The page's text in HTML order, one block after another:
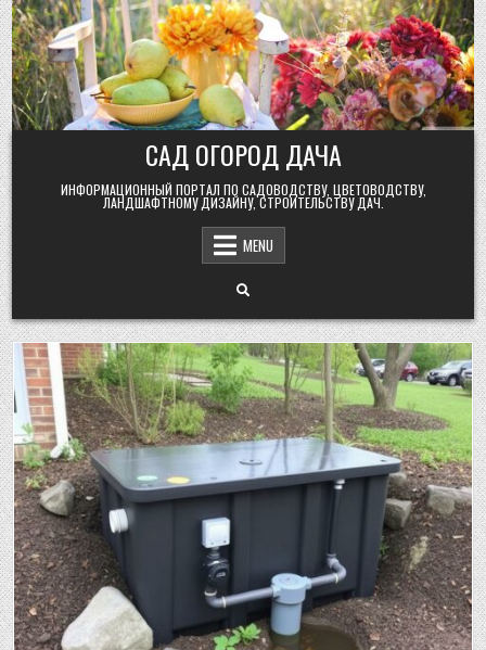
Skip
to
content
САД ОГОРОД ДАЧА
ИНФОРМАЦИОННЫЙ ПОРТАЛ ПО САДОВОДСТВУ, ЦВЕТОВОДСТВУ,
ЛАНДШАФТНОМУ ДИЗАЙНУ, СТРОИТЕЛЬСТВУ ДАЧ.
MENU